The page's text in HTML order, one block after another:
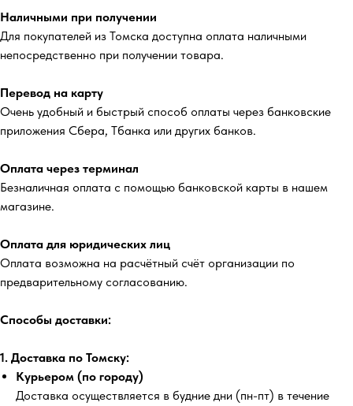
Наличными при получении
Для покупателей из Томска доступна оплата наличными
непосредственно при получении товара.
Перевод на карту
Очень удобный и быстрый способ оплаты через банковские
приложения Сбера, Тбанка или других банков.
Оплата через терминал
Безналичная оплата с помощью банковской карты в нашем
магазине.
Оплата для юридических лиц
Оплата возможна на расчётный счёт организации по
предварительному согласованию.
Способы доставки:
1. Доставка по Томску:
Курьером (по городу)
Доставка осуществляется в будние дни (пн-пт) в течение